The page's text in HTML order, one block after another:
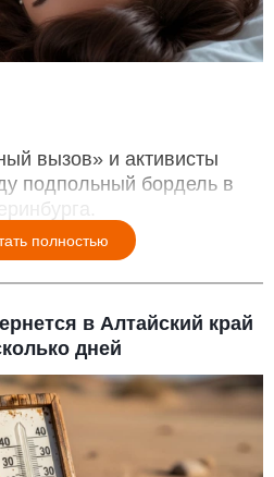
вызов» и активисты
подпольный бордель в
полностью
в Алтайский край
дней